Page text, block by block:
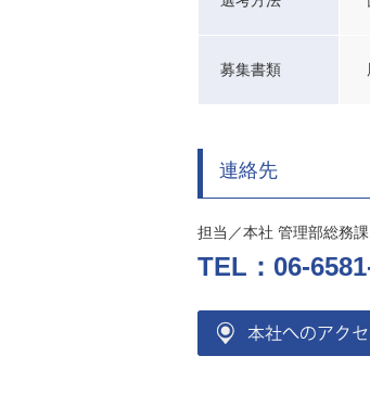
募集書類
連絡先
担当／本社 管理部総務
TEL：06-